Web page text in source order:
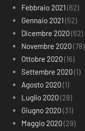
Febbraio 2021 (62)
Gennaio 2021 (52)
Dicembre 2020(62)
Novembre 2020(78)
Ottobre 2020(16)
Settembre 2020(1)
Agosto 2020(1)
Luglio 2020(28)
Giugno 2020(31)
Maggio 2020(29)